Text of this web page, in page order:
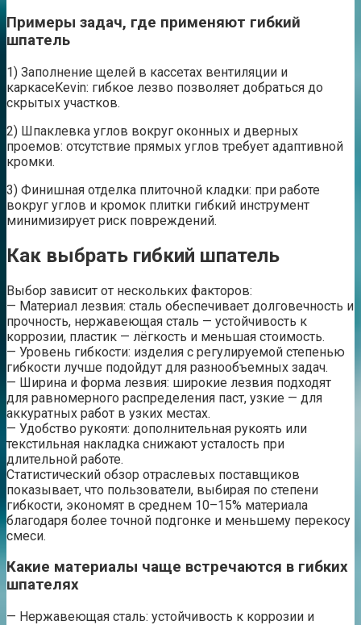
Примеры задач, где применяют гибкий
шпатель
1) Заполнение щелей в кассетах вентиляции и
каркасеKevin: гибкое лезво позволяет добраться до
скрытых участков.
2) Шпаклевка углов вокруг оконных и дверных
проемов: отсутствие прямых углов требует адаптивной
кромки.
3) Финишная отделка плиточной кладки: при работе
вокруг углов и кромок плитки гибкий инструмент
минимизирует риск повреждений.
Как выбрать гибкий шпатель
Выбор зависит от нескольких факторов:
— Материал лезвия: сталь обеспечивает долговечность и
прочность, нержавеющая сталь — устойчивость к
коррозии, пластик — лёгкость и меньшая стоимость.
— Уровень гибкости: изделия с регулируемой степенью
гибкости лучше подойдут для разнообъемных задач.
— Ширина и форма лезвия: широкие лезвия подходят
для равномерного распределения паст, узкие — для
аккуратных работ в узких местах.
— Удобство рукояти: дополнительная рукоять или
текстильная накладка снижают усталость при
длительной работе.
Статистический обзор отраслевых поставщиков
показывает, что пользователи, выбирая по степени
гибкости, экономят в среднем 10–15% материала
благодаря более точной подгонке и меньшему перекосу
смеси.
Какие материалы чаще встречаются в гибких
шпателях
— Нержавеющая сталь: устойчивость к коррозии и